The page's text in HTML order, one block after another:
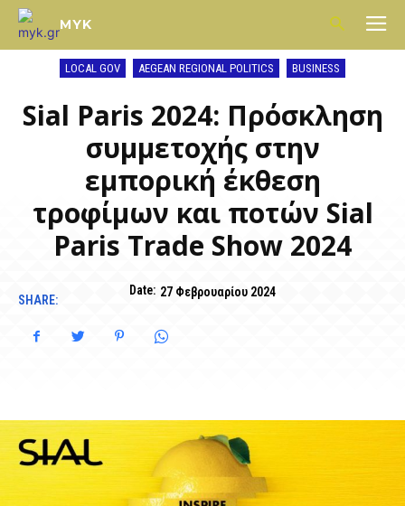
MYK
LOCAL GOV AEGEAN REGIONAL POLITICS BUSINESS
Sial Paris 2024: Πρόσκληση
συμμετοχής στην
εμπορική έκθεση
τροφίμων και ποτών Sial
Paris Trade Show 2024
Date: 27 Φεβρουαρίου 2024
SHARE: